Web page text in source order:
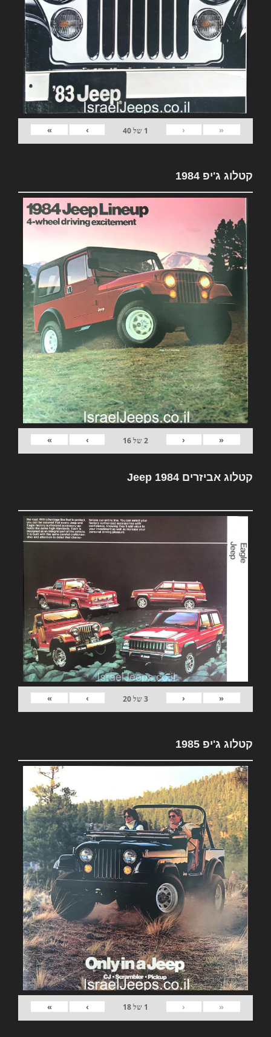
«
‹
1 של40
›
»
קטלוג ג'יפ 1984
«
‹
2של16
›
»
קטלוג אביזרים Jeep 1984
«
‹
3של20
›
»
קטלוג ג'יפ 1985
«
‹
1 של18
›
»